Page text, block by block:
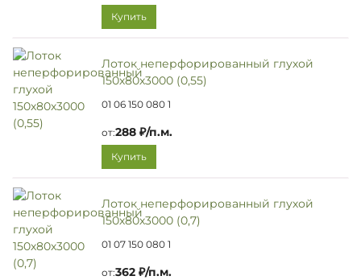
Купить
Лоток неперфорированный глухой
150х80х3000 (0,55)
01 06 150 080 1
от:288 ₽/п.м.
Купить
Лоток неперфорированный глухой
150х80х3000 (0,7)
01 07 150 080 1
от:362 ₽/п.м.